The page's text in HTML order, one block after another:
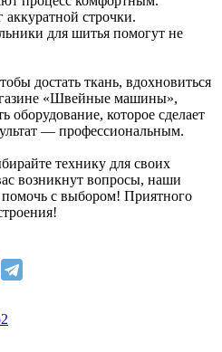
строчки.
для шитья помогут не
достать ткань, вдохновиться
«Швейные машины»,
оборудование, которое сделает
— профессиональным.
технику для своих
возникнут вопросы, наши
помочь с выбором! Приятного